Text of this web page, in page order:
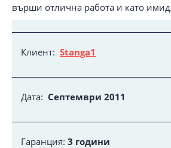
върши отлична работа и като
Клиент: Stanga1
Дата: Септември 2011
Гаранция: 3 години